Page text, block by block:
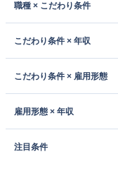
職種 × こだわり条件
こだわり条件 × 年収
こだわり条件 × 雇用形態
雇用形態 × 年収
注目条件